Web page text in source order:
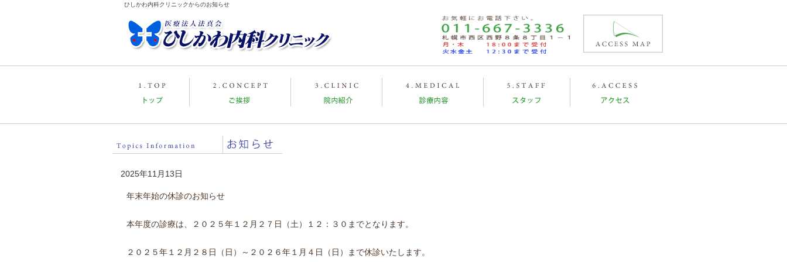
ひしかわ内科クリニックからのお知らせ
2025年11月13日
年末年始の休診のお知らせ
本年度の診療は、２０２５年１２月２７日（土）１２：３０までとなります。
２０２５年１２月２８日（日）～２０２６年１月４日（日）まで休診いたします。